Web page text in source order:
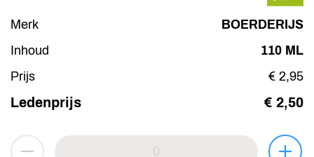
Merk
BOERDERIJS
Inhoud
110 ML
Prijs
€ 2,95
Ledenprijs € 2,50